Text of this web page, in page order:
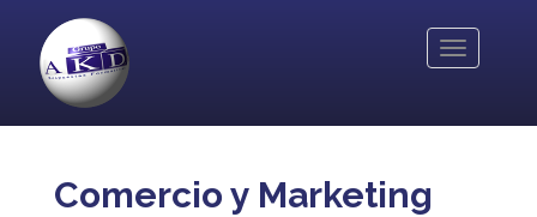
contenido
principal
Toggle
Comercio y Marketing